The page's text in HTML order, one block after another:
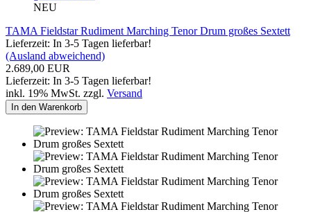
NEU
TAMA Fieldstar Rudiment Marching Tenor Drum großes Sextett
Lieferzeit: In 3-5 Tagen lieferbar!
(Ausland abweichend)
2.689,00 EUR
Lieferzeit: In 3-5 Tagen lieferbar!
inkl. 19% MwSt. zzgl. Versand
In den Warenkorb